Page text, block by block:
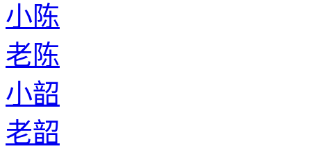
小陈
老陈
小韶
老韶